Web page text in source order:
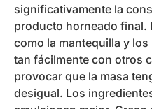
significativamente la
producto horneado final.
como la mantequilla y
tan fácilmente con otros
provocar que la masa
desigual. Los